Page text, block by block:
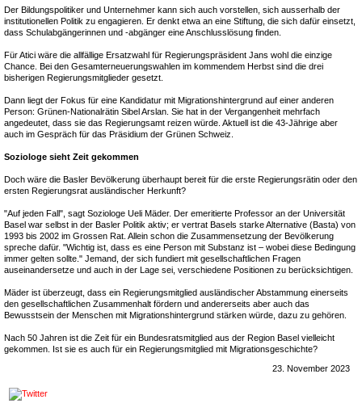
Der Bildungspolitiker und Unternehmer kann sich auch vorstellen, sich ausserhalb der
institutionellen Politik zu engagieren. Er denkt etwa an eine Stiftung, die sich dafür einsetzt,
dass Schulabgängerinnen und -abgänger eine Anschlusslösung finden.
Für Atici wäre die allfällige Ersatzwahl für Regierungspräsident Jans wohl die einzige
Chance. Bei den Gesamterneuerungswahlen im kommendem Herbst sind die drei
bisherigen Regierungsmitglieder gesetzt.
Dann liegt der Fokus für eine Kandidatur mit Migrationshintergrund auf einer anderen
Person: Grünen-Nationalrätin Sibel Arslan. Sie hat in der Vergangenheit mehrfach
angedeutet, dass sie das Regierungsamt reizen würde. Aktuell ist die 43-Jährige aber
auch im Gespräch für das Präsidium der Grünen Schweiz.
Soziologe sieht Zeit gekommen
Doch wäre die Basler Bevölkerung überhaupt bereit für die erste Regierungsrätin oder den
ersten Regierungsrat ausländischer Herkunft?
"Auf jeden Fall", sagt Soziologe Ueli Mäder. Der emeritierte Professor an der Universität
Basel war selbst in der Basler Politik aktiv; er vertrat Basels starke Alternative (Basta) von
1993 bis 2002 im Grossen Rat. Allein schon die Zusammensetzung der Bevölkerung
spreche dafür. "Wichtig ist, dass es eine Person mit Substanz ist – wobei diese Bedingung
immer gelten sollte." Jemand, der sich fundiert mit gesellschaftlichen Fragen
auseinandersetze und auch in der Lage sei, verschiedene Positionen zu berücksichtigen.
Mäder ist überzeugt, dass ein Regierungsmitglied ausländischer Abstammung einerseits
den gesellschaftlichen Zusammenhalt fördern und andererseits aber auch das
Bewusstsein der Menschen mit Migrationshintergrund stärken würde, dazu zu gehören.
Nach 50 Jahren ist die Zeit für ein Bundesratsmitglied aus der Region Basel vielleicht
gekommen. Ist sie es auch für ein Regierungsmitglied mit Migrationsgeschichte?
23. November 2023